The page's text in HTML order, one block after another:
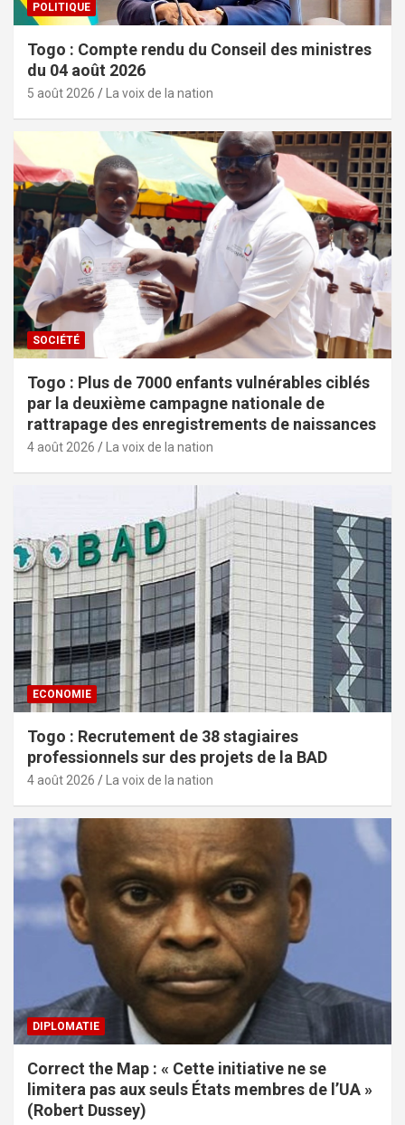
POLITIQUE
Togo : Compte rendu du Conseil des ministres
du 04 août 2026
5 août 2026 La voix de la nation
SOCIÉTÉ
Togo : Plus de 7000 enfants vulnérables ciblés
par la deuxième campagne nationale de
rattrapage des enregistrements de naissances
4 août 2026 La voix de la nation
ECONOMIE
Togo : Recrutement de 38 stagiaires
professionnels sur des projets de la BAD
4 août 2026 La voix de la nation
DIPLOMATIE
Correct the Map : « Cette initiative ne se
limitera pas aux seuls États membres de l’UA »
(Robert Dussey)